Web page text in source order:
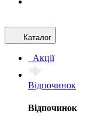
Каталог
Акції
Відпочинок
Відпочинок